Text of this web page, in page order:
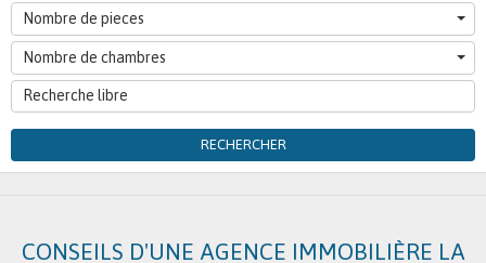
Nombre de pieces
Nombre de chambres
RECHERCHER
CONSEILS D'UNE AGENCE IMMOBILIÈRE LA